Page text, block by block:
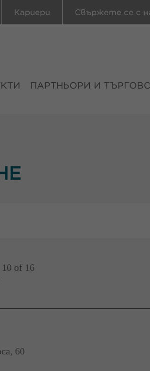
Кариери Свържете се с
ПАРТНЬОРИ И
of 16
60